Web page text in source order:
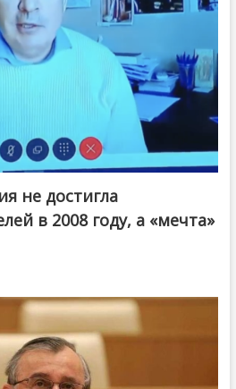
не достигла
в 2008 году, а «мечта»